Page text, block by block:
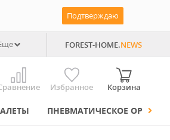
Подтверждаю
FOREST-HOME.NEWS
Избранное Корзина
ПНЕВМАТИЧЕСКОЕ ОРУЖИЕ